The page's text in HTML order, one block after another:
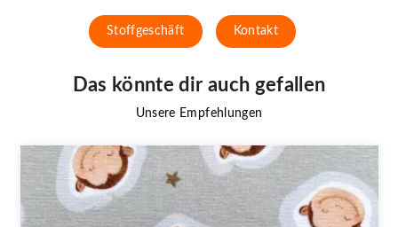
Stoffgeschäft Kontakt
Das könnte dir auch gefallen
Unsere Empfehlungen